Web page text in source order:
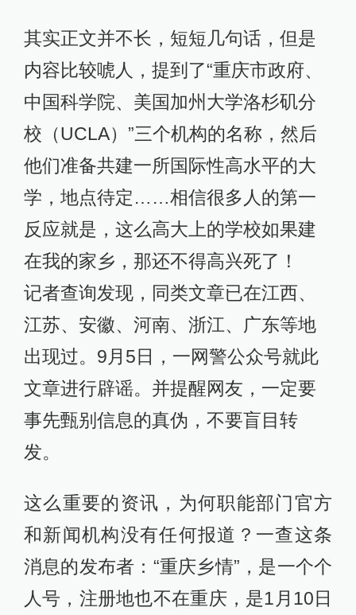
其实正文并不长，短短几句话，但是
内容比较唬人，提到了“重庆市政府、
中国科学院、美国加州大学洛杉矶分
校（UCLA）”三个机构的名称，然后
他们准备共建一所国际性高水平的大
学，地点待定……相信很多人的第一
反应就是，这么高大上的学校如果建
在我的家乡，那还不得高兴死了！
记者查询发现，同类文章已在江西、
江苏、安徽、河南、浙江、广东等地
出现过。9月5日，一网警公众号就此
文章进行辟谣。并提醒网友，一定要
事先甄别信息的真伪，不要盲目转
发。
这么重要的资讯，为何职能部门官方
和新闻机构没有任何报道？一查这条
消息的发布者：“重庆乡情”，是一个个
人号，注册地也不在重庆，是1月10日